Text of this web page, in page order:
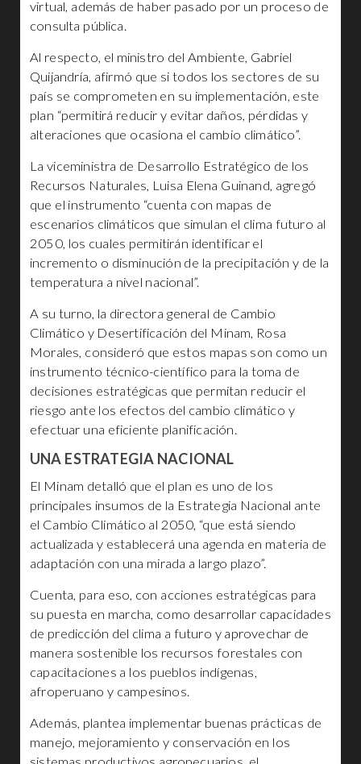
virtual, además de haber pasado por un proceso de
consulta pública.
Al respecto, el ministro del Ambiente, Gabriel
Quijandría, afirmó que si todos los sectores de su
país se comprometen en su implementación, este
plan “permitirá reducir y evitar daños, pérdidas y
alteraciones que ocasiona el cambio climático”.
La viceministra de Desarrollo Estratégico de los
Recursos Naturales, Luisa Elena Guinand, agregó
que el instrumento “cuenta con mapas de
escenarios climáticos que simulan el clima futuro al
2050, los cuales permitirán identificar el
incremento o disminución de la precipitación y de la
temperatura a nivel nacional”.
A su turno, la directora general de Cambio
Climático y Desertificación del Minam, Rosa
Morales, consideró que estos mapas son como un
instrumento técnico-científico para la toma de
decisiones estratégicas que permitan reducir el
riesgo ante los efectos del cambio climático y
efectuar una eficiente planificación.
UNA ESTRATEGIA NACIONAL
El Minam detalló que el plan es uno de los
principales insumos de la Estrategia Nacional ante
el Cambio Climático al 2050, “que está siendo
actualizada y establecerá una agenda en materia de
adaptación con una mirada a largo plazo”.
Cuenta, para eso, con acciones estratégicas para
su puesta en marcha, como desarrollar capacidades
de predicción del clima a futuro y aprovechar de
manera sostenible los recursos forestales con
capacitaciones a los pueblos indígenas,
afroperuano y campesinos.
Además, plantea implementar buenas prácticas de
manejo, mejoramiento y conservación en los